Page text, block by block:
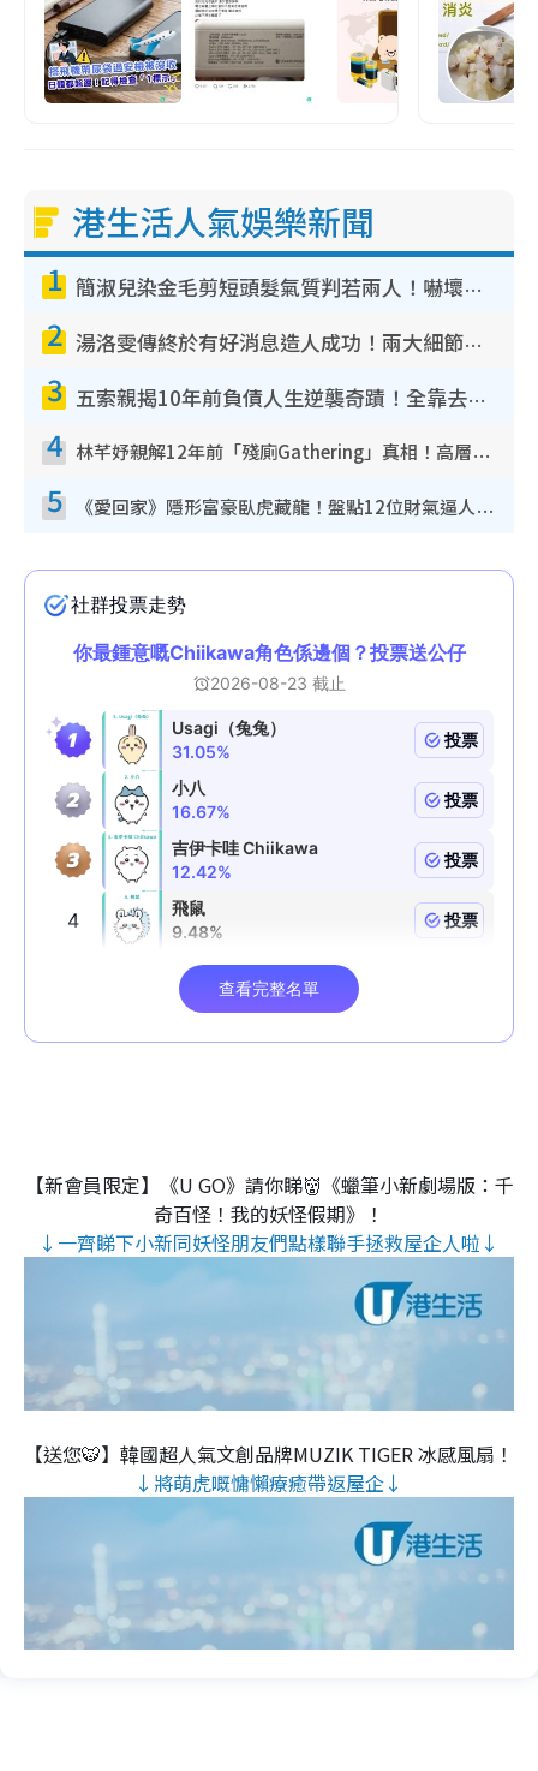
港生活人氣娛樂新聞
1 簡淑兒染金毛剪短頭髮氣質判若兩人！嚇壞老公麥大力都認唔出：「你做咩事？」
2 湯洛雯傳終於有好消息造人成功！兩大細節曝孕味極濃惹猜測：大肚婆先會咁！
3 五索親揭10年前負債人生逆襲奇蹟！全靠去一地方轉運後即遇上馬先生
4 林芊妤親解12年前「殘廁Gathering」真相！高層解約一句話重創尊嚴至今拒返TVB
5 《愛回家》隱形富豪臥虎藏龍！盤點12位財氣逼人的有錢藝人：呢位靚女3億身家唔憂做
【新會員限定】《U GO》請你睇👹《蠟筆小新劇場版：千
奇百怪！我的妖怪假期》！
↓一齊睇下小新同妖怪朋友們點樣聯手拯救屋企人啦↓
【送您🐯】韓國超人氣文創品牌MUZIK TIGER 冰感風扇！
↓將萌虎嘅慵懶療癒帶返屋企↓